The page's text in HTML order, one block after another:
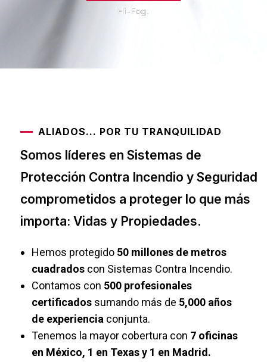
Hi-Fog.
ALIADOS... POR TU TRANQUILIDAD
Somos líderes en Sistemas de
Protección Contra Incendio y Seguridad
comprometidos a proteger lo que más
importa: Vidas y Propiedades.
Hemos protegido 50 millones de metros
cuadrados con Sistemas Contra Incendio.
Contamos con 500 profesionales
certificados sumando más de 5,000 años
de experiencia conjunta.
Tenemos la mayor cobertura con 7 oficinas
en México, 1 en Texas y 1 en Madrid.